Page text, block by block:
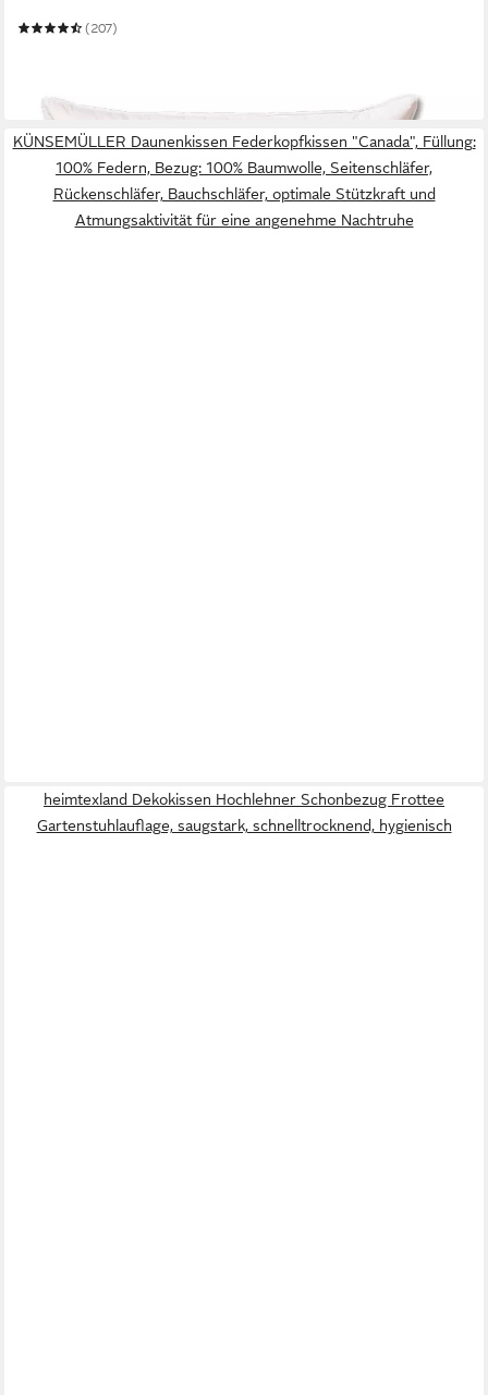
(207)
in 5-6 Werktagen bei dir
KÜNSEMÜLLER Daunenkissen Federkopfkissen "Canada", Füllung:
100% Federn, Bezug: 100% Baumwolle, Seitenschläfer,
Rückenschläfer, Bauchschläfer, optimale Stützkraft und
Atmungsaktivität für eine angenehme Nachtruhe
heimtexland Dekokissen Hochlehner Schonbezug Frottee
Gartenstuhlauflage, saugstark, schnelltrocknend, hygienisch